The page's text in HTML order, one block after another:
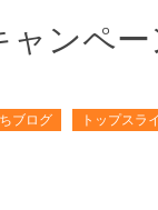
ャンペ
ブログ トップスラ